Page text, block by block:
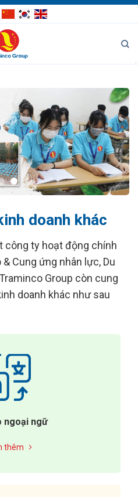
doanh khác
công ty hoạt động chính
Cung ứng nhân lực, Du
Group còn cung
doanh khác như sau
ngoại ngữ
thêm